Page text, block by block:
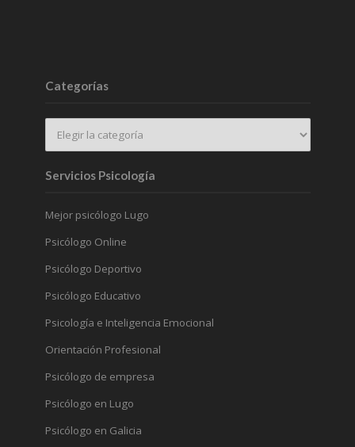
Categorías
Servicios Psicología
Mejor psicólogo Lugo
Psicólogo Online
Psicólogo Deportivo
Psicólogo Educativo
Psicología e Inteligencia Emocional
Orientación Profesional
Psicólogo de empresa
Psicólogo en Lugo
Psicólogo en Galicia